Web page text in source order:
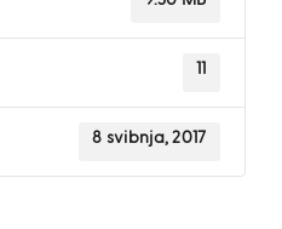
11
8 svibnja, 2017